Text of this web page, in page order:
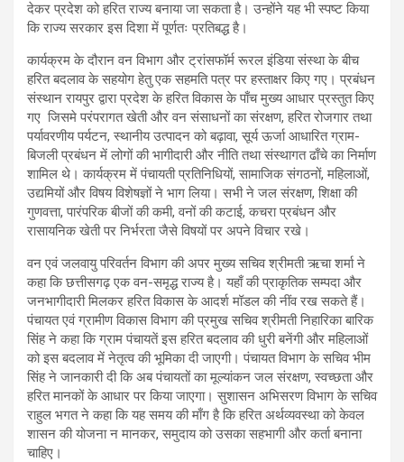
देकर प्रदेश को हरित राज्य बनाया जा सकता है। उन्होंने यह भी स्पष्ट किया
कि राज्य सरकार इस दिशा में पूर्णतः प्रतिबद्ध है।
कार्यक्रम के दौरान वन विभाग और ट्रांसफॉर्म रूरल इंडिया संस्था के बीच
हरित बदलाव के सहयोग हेतु एक सहमति पत्र पर हस्ताक्षर किए गए। प्रबंधन
संस्थान रायपुर द्वारा प्रदेश के हरित विकास के पाँच मुख्य आधार प्रस्तुत किए
गए जिसमे परंपरागत खेती और वन संसाधनों का संरक्षण, हरित रोजगार तथा
पर्यावरणीय पर्यटन, स्थानीय उत्पादन को बढ़ावा, सूर्य ऊर्जा आधारित ग्राम-
बिजली प्रबंधन में लोगों की भागीदारी और नीति तथा संस्थागत ढाँचे का निर्माण
शामिल थे। कार्यक्रम में पंचायती प्रतिनिधियों, सामाजिक संगठनों, महिलाओं,
उद्यमियों और विषय विशेषज्ञों ने भाग लिया। सभी ने जल संरक्षण, शिक्षा की
गुणवत्ता, पारंपरिक बीजों की कमी, वनों की कटाई, कचरा प्रबंधन और
रासायनिक खेती पर निर्भरता जैसे विषयों पर अपने विचार रखे।
वन एवं जलवायु परिवर्तन विभाग की अपर मुख्य सचिव श्रीमती ऋचा शर्मा ने
कहा कि छत्तीसगढ़ एक वन-समृद्ध राज्य है। यहाँ की प्राकृतिक सम्पदा और
जनभागीदारी मिलकर हरित विकास के आदर्श मॉडल की नींव रख सकते हैं।
पंचायत एवं ग्रामीण विकास विभाग की प्रमुख सचिव श्रीमती निहारिका बारिक
सिंह ने कहा कि ग्राम पंचायतें इस हरित बदलाव की धुरी बनेंगी और महिलाओं
को इस बदलाव में नेतृत्व की भूमिका दी जाएगी। पंचायत विभाग के सचिव भीम
सिंह ने जानकारी दी कि अब पंचायतों का मूल्यांकन जल संरक्षण, स्वच्छता और
हरित मानकों के आधार पर किया जाएगा। सुशासन अभिसरण विभाग के सचिव
राहुल भगत ने कहा कि यह समय की माँग है कि हरित अर्थव्यवस्था को केवल
शासन की योजना न मानकर, समुदाय को उसका सहभागी और कर्ता बनाना
चाहिए।